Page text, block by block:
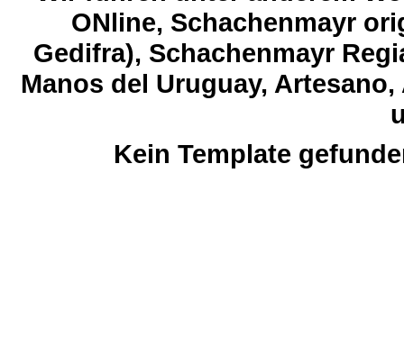
ONline, Schachenmayr
Gedifra), Schachenmayr
Manos del Uruguay,
Kein Template